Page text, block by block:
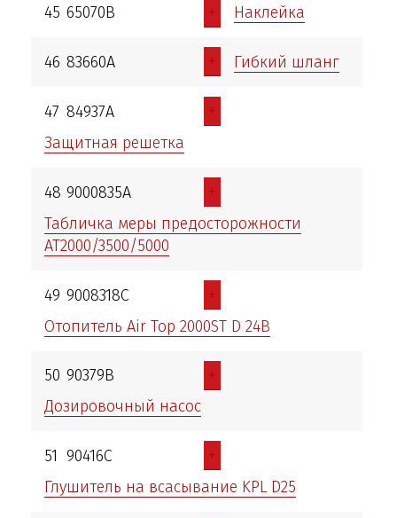
45 65070В + Наклейка
46 83660А + Гибкий шланг
47 84937А
+
Защитная решетка
48 9000835А
+
Табличка меры предосторожности
АТ2000/3500/5000
49 9008318С
+
Отопитель Air Top 2000ST D 24В
50 90379В
+
Дозировочный насос
51 90416С
+
Глушитель на всасывание KPL D25